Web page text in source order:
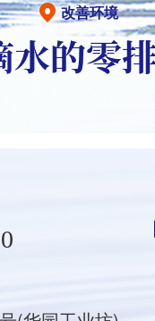
改善环境